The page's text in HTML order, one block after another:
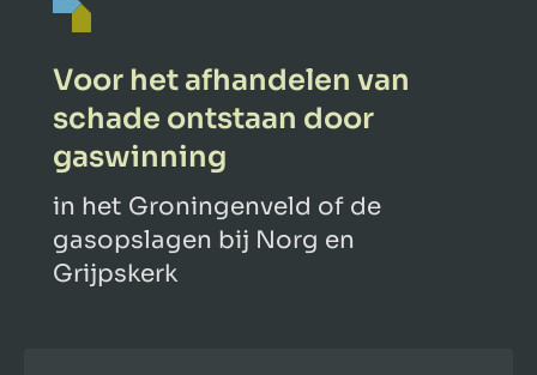
Voor het afhandelen van
schade ontstaan door
gaswinning
in het Groningenveld of de
gasopslagen bij Norg en
Grijpskerk